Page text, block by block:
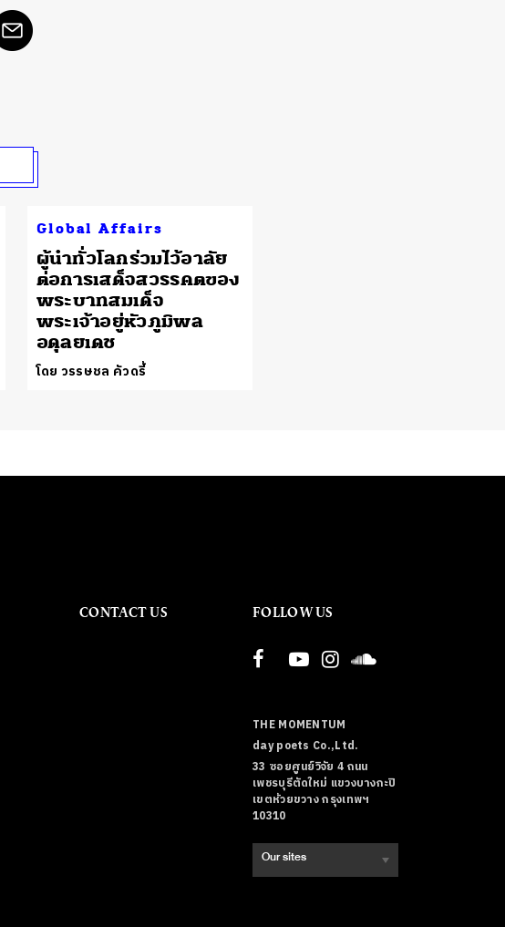
Global Affairs
ผู้นำทั่วโลกร่วมไว้อาลัย
ต่อการเสด็จสวรรคตของ
พระบาทสมเด็จ
พระเจ้าอยู่หัวภูมิพล
อดุลยเดช
โดย วรรษชล คัวดรี้
CONTACT US FOLLOW US
THE MOMENTUM
day poets Co.,Ltd.
33 ซอยศูนย์วิจัย 4 ถนน
เพชรบุรีตัดใหม่ แขวงบางกะปิ
เขตห้วยขวาง กรุงเทพฯ
10310